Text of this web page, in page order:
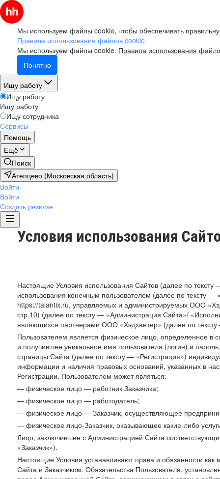
Мы используем файлы cookie, чтобы обеспечивать
Правила использования файлов cookie
Мы используем файлы cookie. Правила использования
Понятно
Ищу работу
Ищу работу
Ищу работу
Ищу сотрудника
Сервисы
Помощь
Ещё
Поиск
Атепцево (Московская область)
Войти
Войти
Создать резюме
Условия использования
Настоящие Условия использования Сайтов (далее по
использования конечным пользователем (далее по тексту
https://talantix.ru, управляемых и администрируемых ООО
стр.10) (далее по тексту — «Администрация Сайта»/
являющихся партнерами ООО «Хэдхантер» (далее по
Пользователем является физическое лицо, определенное в
и получившее уникальное имя пользователя (логин) и
страницы Сайта (далее по тексту — «Регистрация»)
информации и наличия правовых оснований, указанных в
Регистрации. Пользователем может являться:
— физическое лицо — работник Заказчика;
— физическое лицо — работодатель;
— физическое лицо — Заказчик, осуществляющее
— физическое лицо-Заказчик, оказывающее какие-либо
Лицо, заключившее с Администрацией Сайта
«Заказчик»).
Настоящие Условия устанавливают права и обязанности
Сайта и Заказчиком. Обязательства Пользователя,